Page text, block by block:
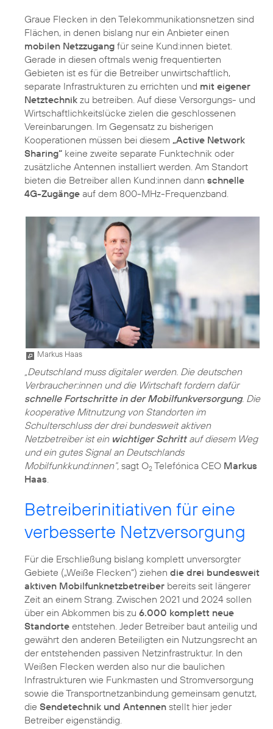
Graue Flecken in den Telekommunikationsnetzen sind
Flächen, in denen bislang nur ein Anbieter einen
mobilen Netzzugang für seine Kund:innen bietet.
Gerade in diesen oftmals wenig frequentierten
Gebieten ist es für die Betreiber unwirtschaftlich,
separate Infrastrukturen zu errichten und mit eigener
Netztechnik zu betreiben. Auf diese Versorgungs- und
Wirtschaftlichkeitslücke zielen die geschlossenen
Vereinbarungen. Im Gegensatz zu bisherigen
Kooperationen müssen bei diesem „Active Network
Sharing“ keine zweite separate Funktechnik oder
zusätzliche Antennen installiert werden. Am Standort
bieten die Betreiber allen Kund:innen dann schnelle
4G-Zugänge auf dem 800-MHz-Frequenzband.
Markus Haas
„Deutschland muss digitaler werden. Die deutschen
Verbraucher:innen und die Wirtschaft fordern dafür
schnelle Fortschritte in der Mobilfunkversorgung. Die
kooperative Mitnutzung von Standorten im
Schulterschluss der drei bundesweit aktiven
Netzbetreiber ist ein wichtiger Schrittauf diesem Weg
und ein gutes Signal an Deutschlands
Mobilfunkkund:innen“, sagt O2 Telefónica CEO Markus
Haas.
Betreiberinitiativen für eine
verbesserte Netzversorgung
Für die Erschließung bislang komplett unversorgter
Gebiete („Weiße Flecken“) ziehen die drei bundesweit
aktiven Mobilfunknetzbetreiber bereits seit längerer
Zeit an einem Strang. Zwischen 2021 und 2024 sollen
über ein Abkommen bis zu 6.000 komplett neue
Standorte entstehen. Jeder Betreiber baut anteilig und
gewährt den anderen Beteiligten ein Nutzungsrecht an
der entstehenden passiven Netzinfrastruktur. In den
Weißen Flecken werden also nur die baulichen
Infrastrukturen wie Funkmasten und Stromversorgung
sowie die Transportnetzanbindung gemeinsam genutzt,
die Sendetechnik und Antennen stellt hier jeder
Betreiber eigenständig.